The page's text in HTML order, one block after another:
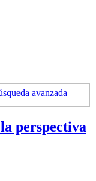
avanzada
perspectiva